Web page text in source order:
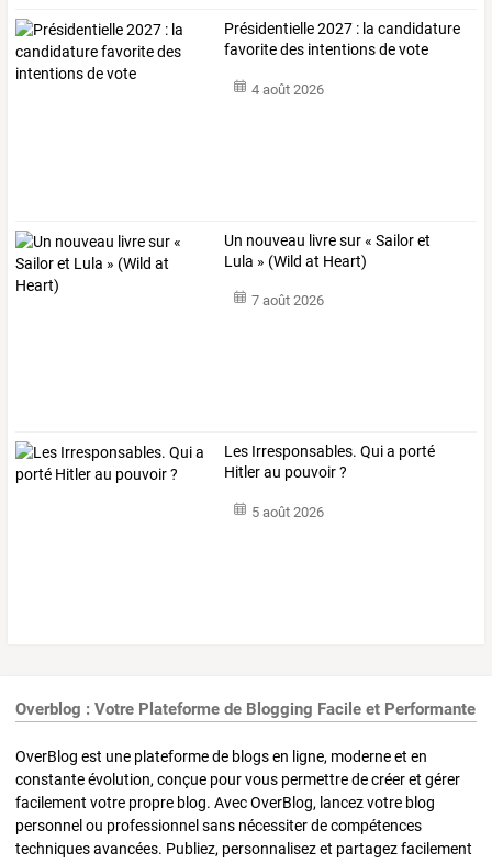
Présidentielle 2027 : la candidature
favorite des intentions de vote
4 août 2026
Un nouveau livre sur « Sailor et
Lula » (Wild at Heart)
7 août 2026
Les Irresponsables. Qui a porté
Hitler au pouvoir ?
5 août 2026
Overblog : Votre Plateforme de Blogging Facile et Performante
OverBlog est une plateforme de blogs en ligne, moderne et en
constante évolution, conçue pour vous permettre de créer et gérer
facilement votre propre blog. Avec OverBlog, lancez votre blog
personnel ou professionnel sans nécessiter de compétences
techniques avancées. Publiez, personnalisez et partagez facilement